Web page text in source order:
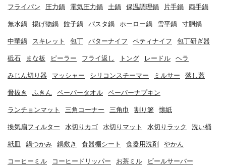
フライパン 圧力鍋 電気圧力鍋 土鍋 保温調理鍋 片手鍋 両手鍋
無水鍋 揚げ物鍋 餃子鍋 パスタ鍋 ホーロー鍋 雪平鍋 寸胴鍋
中華鍋 スキレット 包丁 バターナイフ ペティナイフ 包丁研ぎ器
砥石 まな板 ピーラー フライ返し トング レードル ヘラ
みじん切り器 マッシャー シリコンスチーマー ミルサー 落し蓋
骨抜き ふきん ペーパータオル ペーパーナプキン
ランチョンマット 三角コーナー 三角巾 割り箸 懐紙
換気扇フィルター 水切りカゴ 水切りマット 水切りラック 洗い桶
紙皿 鍋つかみ 鍋敷き 食器棚シート 食器用洗剤 やかん
コーヒーミル コーヒードリッパー お茶ミル ビールサーバー